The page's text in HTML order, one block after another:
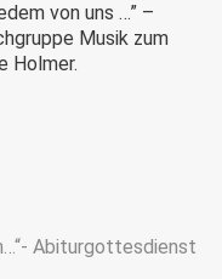
von uns …” –
Musik zum
Holmer.
Abiturgottesdienst